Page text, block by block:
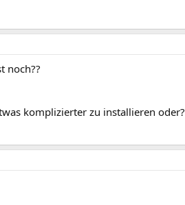
noch??
komplizierter zu installieren oder?